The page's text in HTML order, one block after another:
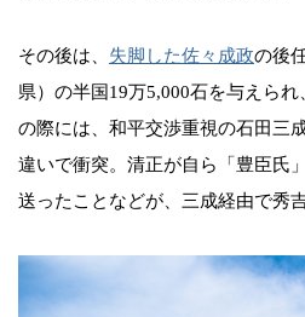
その後は、 失脚した佐々成政の後
県）の半国19万5,000石を与えら
の際には、和平交渉重視の石田三
違いで衝突。清正が自ら「豊臣氏
送ったことなどが、三成経由で秀